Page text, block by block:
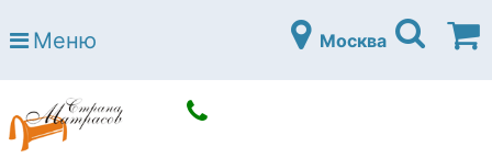
Страна матрасов
Open submenu (Матрасы)
Open submenu (Кровати)
Кровати
Open submenu (Аксессуары)
Меню Москва